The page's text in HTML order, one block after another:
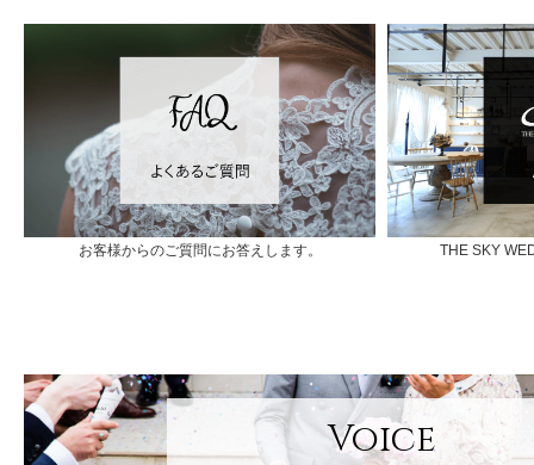
お客様からのご質問にお答えします。 THE SKY
Voice